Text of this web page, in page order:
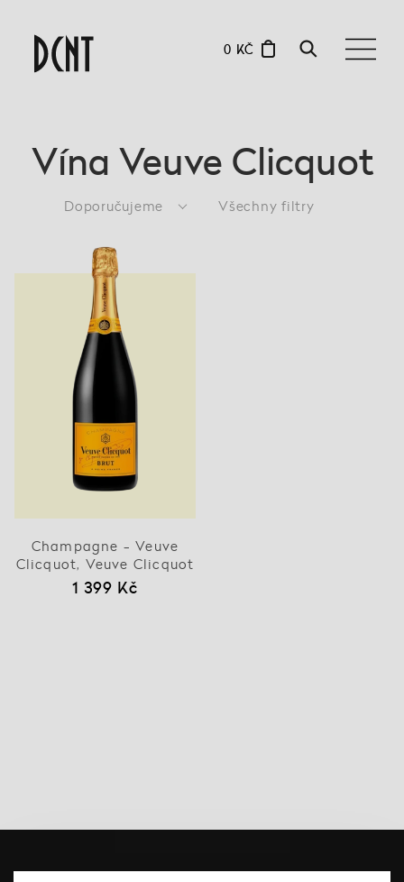
0 KČ
Vína Veuve Clicquot
Doporučujeme Všechny filtry
Champagne - Veuve
Clicquot, Veuve Clicquot
1 399 Kč